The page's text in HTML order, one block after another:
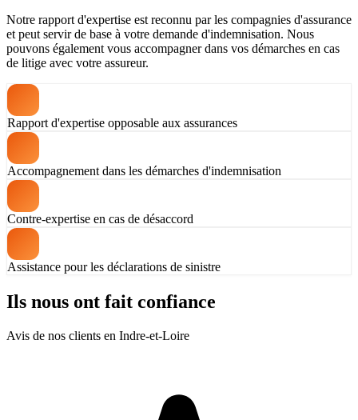
Notre rapport d'expertise est reconnu par les compagnies d'assurance
et peut servir de base à votre demande d'indemnisation. Nous
pouvons également vous accompagner dans vos démarches en cas
de litige avec votre assureur.
Rapport d'expertise opposable aux assurances
Accompagnement dans les démarches d'indemnisation
Contre-expertise en cas de désaccord
Assistance pour les déclarations de sinistre
Ils nous ont fait confiance
Avis de nos clients en Indre-et-Loire